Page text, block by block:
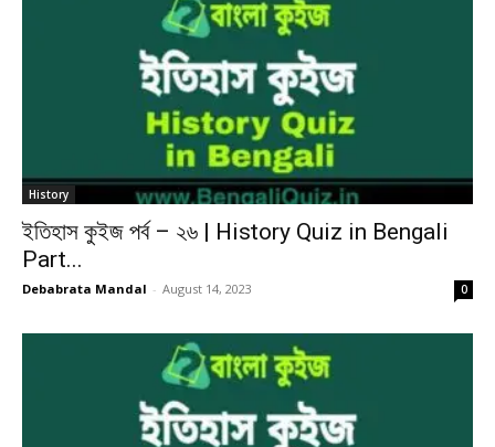
History
ইতিহাস কুইজ পর্ব – ২৬ | History Quiz in Bengali
Part...
Debabrata Mandal - August 14, 2023 0